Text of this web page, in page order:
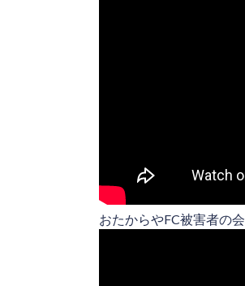
おたからやFC被害者の会